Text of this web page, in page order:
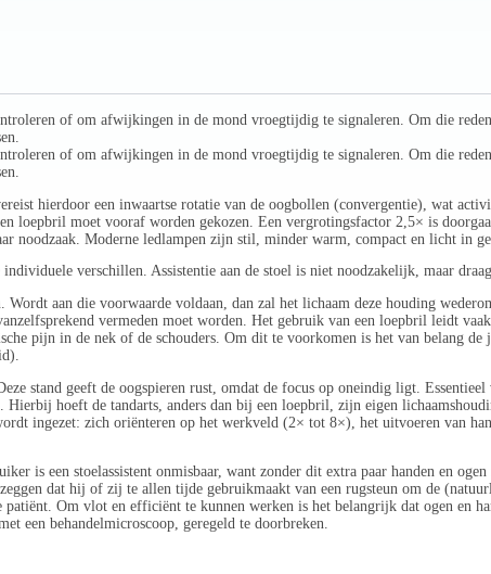
of om afwijkingen in de mond vroegtijdig te signaleren. Om die
of om afwijkingen in de mond vroegtijdig te signaleren. Om die
hierdoor een inwaartse rotatie van de oogbollen (convergentie), wat
loepbril moet vooraf worden gekozen. Een vergrotingsfactor 2,5× is
noodzaak. Moderne ledlampen zijn stil, minder warm, compact en licht in
verschillen. Assistentie aan de stoel is niet noodzakelijk, maar
aan die voorwaarde voldaan, dan zal het lichaam deze houding
vermeden moet worden. Het gebruik van een loepbril leidt
pijn in de nek of de schouders. Om dit te voorkomen is het van belang de
stand geeft de oogspieren rust, omdat de focus op oneindig ligt.
hoeft de tandarts, anders dan bij een loepbril, zijn eigen
ingezet: zich oriënteren op het werkveld (2× tot 8×), het uitvoeren van
is een stoelassistent onmisbaar, want zonder dit extra paar handen en
dat hij of zij te allen tijde gebruikmaakt van een rugsteun om de
Om vlot en efficiënt te kunnen werken is het belangrijk dat ogen en
een behandelmicroscoop, geregeld te doorbreken.